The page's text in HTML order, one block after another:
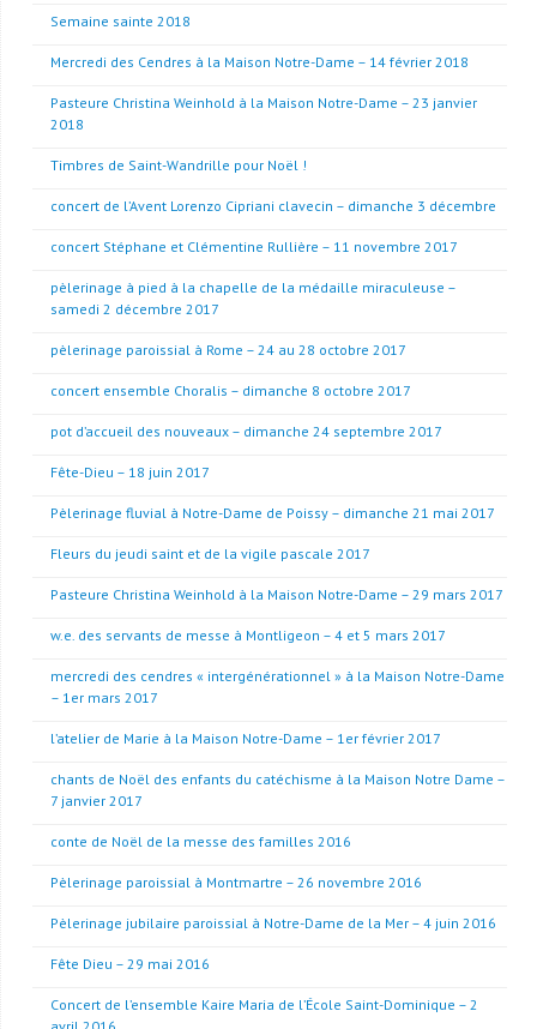
Semaine sainte 2018
Mercredi des Cendres à la Maison Notre-Dame – 14 février 2018
Pasteure Christina Weinhold à la Maison Notre-Dame – 23 janvier
2018
Timbres de Saint-Wandrille pour Noël !
concert de l’Avent Lorenzo Cipriani clavecin – dimanche 3 décembre
concert Stéphane et Clémentine Rullière – 11 novembre 2017
pèlerinage à pied à la chapelle de la médaille miraculeuse –
samedi 2 décembre 2017
pèlerinage paroissial à Rome – 24 au 28 octobre 2017
concert ensemble Choralis – dimanche 8 octobre 2017
pot d’accueil des nouveaux – dimanche 24 septembre 2017
Fête-Dieu – 18 juin 2017
Pèlerinage fluvial à Notre-Dame de Poissy – dimanche 21 mai 2017
Fleurs du jeudi saint et de la vigile pascale 2017
Pasteure Christina Weinhold à la Maison Notre-Dame – 29 mars 2017
w.e. des servants de messe à Montligeon – 4 et 5 mars 2017
mercredi des cendres « intergénérationnel » à la Maison Notre-Dame
– 1er mars 2017
l’atelier de Marie à la Maison Notre-Dame – 1er février 2017
chants de Noël des enfants du catéchisme à la Maison Notre Dame –
7 janvier 2017
conte de Noël de la messe des familles 2016
Pèlerinage paroissial à Montmartre – 26 novembre 2016
Pèlerinage jubilaire paroissial à Notre-Dame de la Mer – 4 juin 2016
Fête Dieu – 29 mai 2016
Concert de l’ensemble Kaire Maria de l’École Saint-Dominique – 2